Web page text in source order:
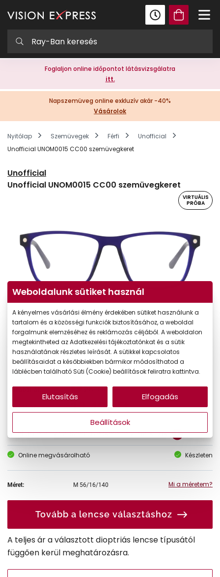
Foglaljon online időpontot látásvizsgálatra
itt.
Napszemüveg online exkluzív akár -40%
Vásárolok
Nyitólap Szemüvegek Férfi
Unofficial
Unofficial UNOM0015 CC00 szemüvegkeret
Unofficial
Unofficial UNOM0015 CC00 szemüvegkeret
VIRTUÁLIS
PRÓBA
-50%
Korábbi ár: 26.990 Ft
Akciós ár: 13.495 Ft
A feltűntetett ár a szemüvegkeretre vonatkozik.
Online megvásárolható Készleten
Méret: M 56/16/140 Mi a méretem?
Tovább a lencse választáshoz
A teljes ár a választott dioptriás lencse típusától
függően kerül meghatározásra.
Weboldalunk sütiket használ
A kényelmes vásárlási élmény érdekében sütiket használunk a
tartalom és a közösségi funkciók biztosításához, a weboldal
forgalmunk elemzéséhez és reklámozás céljából. A weboldalon
megtekintheted az Adatkezelési tájékoztatónkat és a sütik
használatának részletes leírását. A sütikkel kapcsolatos
beállításaidat a későbbiekben bármikor módosíthatod a
láblécben található Süti (Cookie) beállítások feliratra kattintva.
Beállítások
Elutasítás Elfogadás